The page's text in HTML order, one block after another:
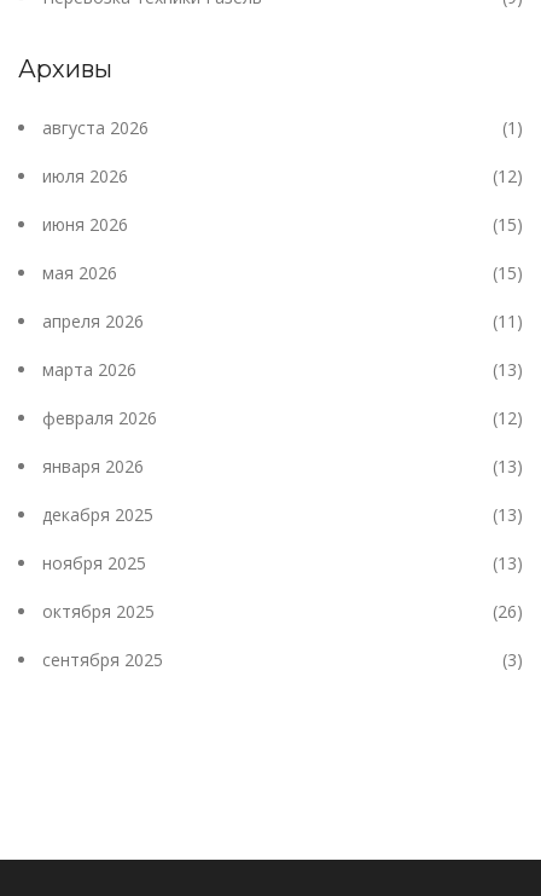
Архивы
августа 2026 (1)
июля 2026 (12)
июня 2026 (15)
мая 2026 (15)
апреля 2026 (11)
марта 2026 (13)
февраля 2026 (12)
января 2026 (13)
декабря 2025 (13)
ноября 2025 (13)
октября 2025 (26)
сентября 2025 (3)